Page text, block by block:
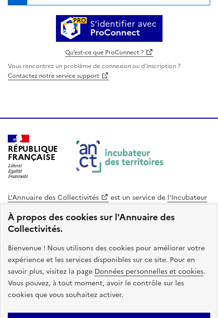
À propos des cookies sur l'Annuaire des
Collectivités.
Bienvenue ! Nous utilisons des cookies pour améliorer votre
expérience et les services disponibles sur ce site. Pour en
savoir plus, visitez la page Données personnelles et cookies.
Vous pouvez, à tout moment, avoir le contrôle sur les
cookies que vous souhaitez activer.
S’identifier avec
ProConnect
Qu’est-ce que ProConnect ?
Vous rencontrez un problème de connexion ou d'inscription ?
Contactez notre service support
RÉPUBLIQUE
FRANÇAISE
L'Annuaire des Collectivités est un service de l'Incubateur
Cohésion des Territoires
. Le code source de ce site web
est disponible en licence libre. Le design de ce site est conçu
avec le système de design de l’État.
legifrance.gouv.fr
info.gouv.fr
service-public.gouv.fr
data.gouv.fr
Plan du site Accessibilite : non conforme Mentions légales